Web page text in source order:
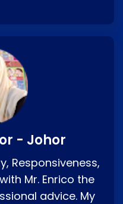
- Johor
Responsiveness,
Mr. Enrico the
advice. My